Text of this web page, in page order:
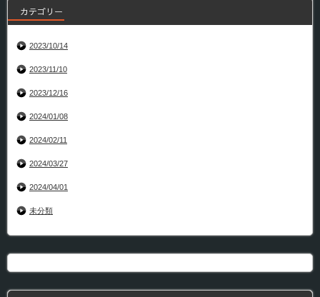
カテゴリー
2023/10/14
2023/11/10
2023/12/16
2024/01/08
2024/02/11
2024/03/27
2024/04/01
未分類